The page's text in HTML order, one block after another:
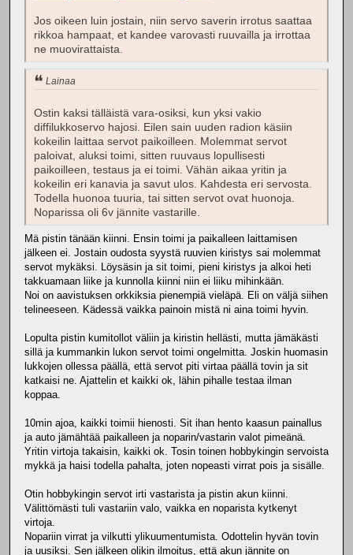
Jos oikeen luin jostain, niin servo saverin irrotus saattaa
rikkoa hampaat, et kandee varovasti ruuvailla ja irrottaa
ne muovirattaista.
Lainaa
Ostin kaksi tälläistä vara-osiksi, kun yksi vakio
diffilukkoservo hajosi. Eilen sain uuden radion käsiin
kokeilin laittaa servot paikoilleen. Molemmat servot
paloivat, aluksi toimi, sitten ruuvaus lopullisesti
paikoilleen, testaus ja ei toimi. Vähän aikaa yritin ja
kokeilin eri kanavia ja savut ulos. Kahdesta eri servosta.
Todella huonoa tuuria, tai sitten servot ovat huonoja.
Noparissa oli 6v jännite vastarille.
Mä pistin tänään kiinni. Ensin toimi ja paikalleen laittamisen
jälkeen ei. Jostain oudosta syystä ruuvien kiristys sai molemmat
servot mykäksi. Löysäsin ja sit toimi, pieni kiristys ja alkoi heti
takkuamaan liike ja kunnolla kiinni niin ei liiku mihinkään.
Noi on aavistuksen orkkiksia pienempiä vieläpä. Eli on väljä siihen
telineeseen. Kädessä vaikka painoin mistä ni aina toimi hyvin.
Lopulta pistin kumitollot väliin ja kiristin hellästi, mutta jämäkästi
sillä ja kummankin lukon servot toimi ongelmitta. Joskin huomasin
lukkojen ollessa päällä, että servot piti virtaa päällä tovin ja sit
katkaisi ne. Ajattelin et kaikki ok, lähin pihalle testaa ilman
koppaa.
10min ajoa, kaikki toimii hienosti. Sit ihan hento kaasun painallus
ja auto jämähtää paikalleen ja noparin/vastarin valot pimeänä.
Yritin virtoja takaisin, kaikki ok. Tosin toinen hobbykingin servoista
mykkä ja haisi todella pahalta, joten nopeasti virrat pois ja sisälle.
Otin hobbykingin servot irti vastarista ja pistin akun kiinni.
Välittömästi tuli vastariin valo, vaikka en noparista kytkenyt
virtoja.
Nopariin virrat ja vilkutti ylikuumentumista. Odottelin hyvän tovin
ja uusiksi. Sen jälkeen olikin ilmoitus, että akun jännite on